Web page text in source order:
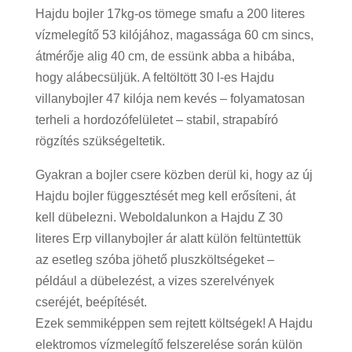
Hajdu bojler 17kg-os tömege smafu a 200 literes
vízmelegítő 53 kilójához, magassága 60 cm sincs,
átmérője alig 40 cm, de essünk abba a hibába,
hogy alábecsüljük. A feltöltött 30 l-es Hajdu
villanybojler 47 kilója nem kevés – folyamatosan
terheli a hordozófelületet – stabil, strapabíró
rögzítés szükségeltetik.
Gyakran a bojler csere közben derül ki, hogy az új
Hajdu bojler függesztését meg kell erősíteni, át
kell dübelezni. Weboldalunkon a Hajdu Z 30
literes Erp villanybojler ár alatt külön feltüntettük
az esetleg szóba jöhető pluszköltségeket –
például a dübelezést, a vizes szerelvények
cseréjét, beépítését.
Ezek semmiképpen sem rejtett költségek! A Hajdu
elektromos vízmelegítő felszerelése során külön